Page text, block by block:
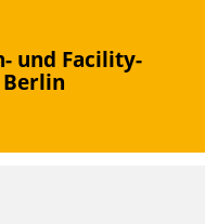
und Facility-